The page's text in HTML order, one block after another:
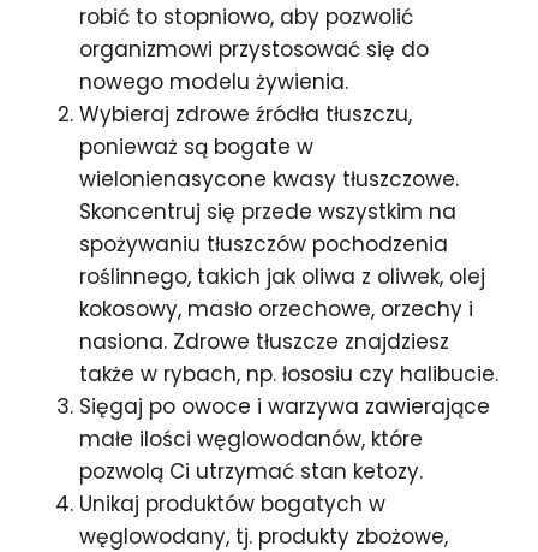
robić to stopniowo, aby pozwolić
organizmowi przystosować się do
nowego modelu żywienia.
Wybieraj zdrowe źródła tłuszczu,
ponieważ są bogate w
wielonienasycone kwasy tłuszczowe.
Skoncentruj się przede wszystkim na
spożywaniu tłuszczów pochodzenia
roślinnego, takich jak oliwa z oliwek, olej
kokosowy, masło orzechowe, orzechy i
nasiona. Zdrowe tłuszcze znajdziesz
także w rybach, np. łososiu czy halibucie.
Sięgaj po owoce i warzywa zawierające
małe ilości węglowodanów, które
pozwolą Ci utrzymać stan ketozy.
Unikaj produktów bogatych w
węglowodany, tj. produkty zbożowe,